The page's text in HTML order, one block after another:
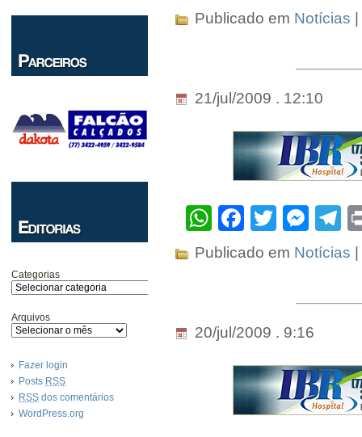
Categorias
Arquivos
Fazer login
Posts RSS
RSS dos comentários
WordPress.org
Publicado em Notícias
21/jul/2009 . 12:10
WhatsApp
Facebook
Twitter
Publicado em Notícias
20/jul/2009 . 9:16